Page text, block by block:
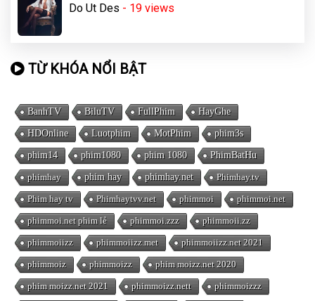
Do Ut Des - 19views
TỪ KHÓA NỔI BẬT
BanhTV BiluTV FullPhim HayGhe
HDOnline Luotphim MotPhim phim3s
phim14 phim1080 phim 1080 PhimBatHu
phimhay phim hay phimhay.net Phimhay.tv
Phim hay tv Phimhaytvv.net phimmoi phimmoi.net
phimmoi.net phim lẻ phimmoi.zzz phimmoii.zz
phimmoiizz phimmoiizz.met phimmoiizz.net 2021
phimmoiz phimmoizz phim moizz.net 2020
phim moizz.net 2021 phimmoizz.nett phimmoizzz